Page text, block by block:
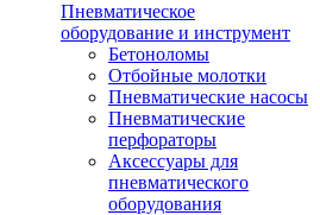
Пневматическое
оборудование и инструмент
Бетоноломы
Отбойные молотки
Пневматические насосы
Пневматические
перфораторы
Аксессуары для
пневматического
оборудования